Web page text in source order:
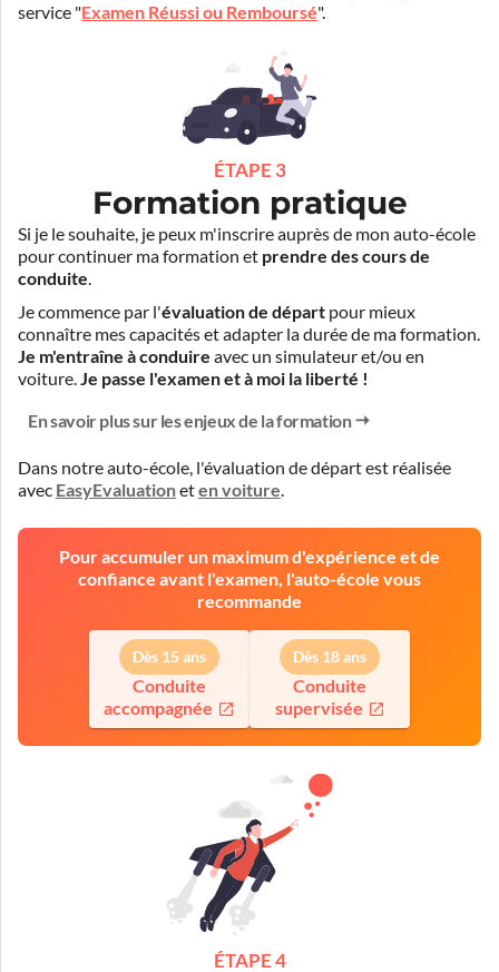
service "Examen Réussi ou Remboursé".
ÉTAPE 3
Formation pratique
Si je le souhaite, je peux m'inscrire auprès de mon auto-école
pour continuer ma formation et prendre des cours de
conduite.
Je commence par l'évaluation de départ pour mieux
connaître mes capacités et adapter la durée de ma formation.
Je m'entraîne à conduire avec un simulateur et/ou en
voiture. Je passe l'examen et à moi la liberté !
En savoir plus sur les enjeux de la formation
Dans notre auto-école, l'évaluation de départ est réalisée
avec EasyEvaluationeten voiture
Pour accumuler un maximum d'expérience et de
confiance avant l'examen, l'auto-école vous
recommande
Dès 15 ans
Conduite
accompagnée
Dès 18 ans
Conduite
supervisée
ÉTAPE 4